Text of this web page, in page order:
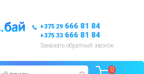
+375 29 666 81 84
+375 33 666 81 84
Заказать обратный звонок
0